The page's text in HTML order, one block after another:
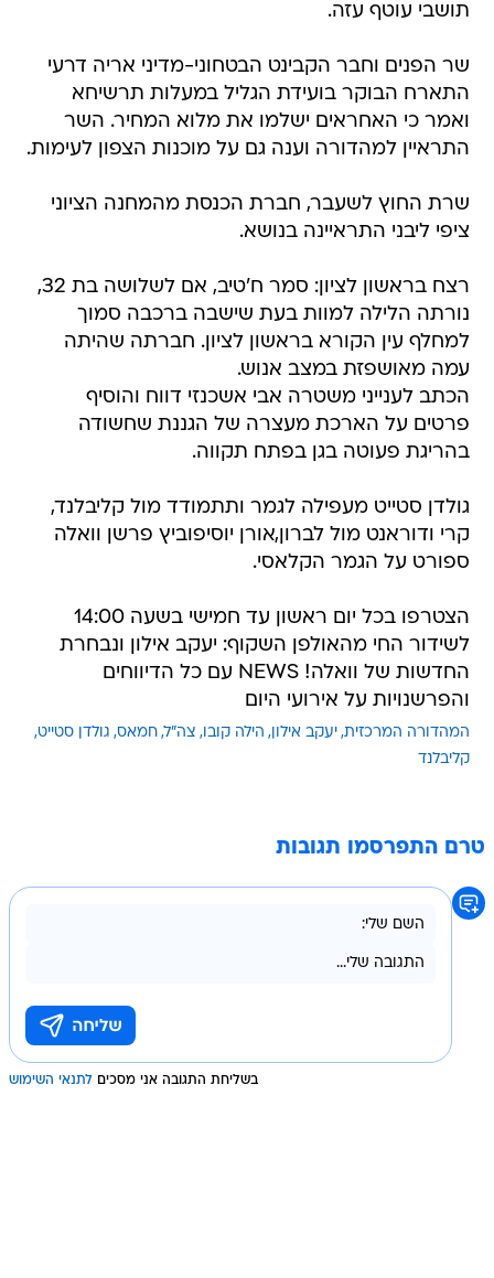
תושבי עוטף עזה.
שר הפנים וחבר הקבינט הבטחוני-מדיני אריה דרעי
התארח הבוקר בועידת הגליל במעלות תרשיחא
ואמר כי האחראים ישלמו את מלוא המחיר. השר
התראיין למהדורה וענה גם על מוכנות הצפון לעימות.
שרת החוץ לשעבר, חברת הכנסת מהמחנה הציוני
ציפי ליבני התראיינה בנושא.
רצח בראשון לציון: סמר ח'טיב, אם לשלושה בת 32,
נורתה הלילה למוות בעת שישבה ברכבה סמוך
למחלף עין הקורא בראשון לציון. חברתה שהיתה
עמה מאושפזת במצב אנוש.
הכתב לענייני משטרה אבי אשכנזי דווח והוסיף
פרטים על הארכת מעצרה של הגננת שחשודה
בהריגת פעוטה בגן בפתח תקווה.
גולדן סטייט מעפילה לגמר ותתמודד מול קליבלנד,
קרי ודוראנט מול לברון,אורן יוסיפוביץ פרשן וואלה
ספורט על הגמר הקלאסי.
הצטרפו בכל יום ראשון עד חמישי בשעה 14:00
לשידור החי מהאולפן השקוף: יעקב אילון ונבחרת
החדשות של וואלה! NEWS עם כל הדיווחים
והפרשנויות על אירועי היום
המהדורה המרכזית יעקב אילון הילה קובו צה"ל חמאס גולדן סטייט
קליבלנד
טרם התפרסמו תגובות
בשליחת התגובה אני מסכים לתנאי השימוש